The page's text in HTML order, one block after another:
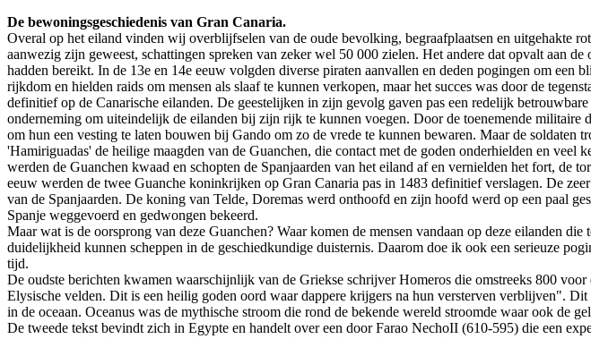
De bewoningsgeschiedenis van Gran Canaria.
Overal op het eiland vinden wij overblijfselen van de oude bevolking, begraafplaatsen en uitgehakte
aanwezig zijn geweest, schattingen spreken van zeker wel 50 000 zielen. Het andere dat opvalt aan
hadden bereikt. In de 13e en 14e eeuw volgden diverse piraten aanvallen en deden pogingen om een
rijkdom en hielden raids om mensen als slaaf te kunnen verkopen, maar het succes was door de
definitief op de Canarische eilanden. De geestelijken in zijn gevolg gaven pas een redelijk
onderneming om uiteindelijk de eilanden bij zijn rijk te kunnen voegen. Door de toenemende militaire
om hun een vesting te laten bouwen bij Gando om zo de vrede te kunnen bewaren. Maar de
'Hamiriguadas' de heilige maagden van de Guanchen, die contact met de goden onderhielden en
werden de Guanchen kwaad en schopten de Spanjaarden van het eiland af en vernielden het fort, de
eeuw werden de twee Guanche koninkrijken op Gran Canaria pas in 1483 definitief verslagen. De
van de Spanjaarden. De koning van Telde, Doremas werd onthoofd en zijn hoofd werd op een paal
Spanje weggevoerd en gedwongen bekeerd.
Maar wat is de oorsprong van deze Guanchen? Waar komen de mensen vandaan op deze eilanden
duidelijkheid kunnen scheppen in de geschiedkundige duisternis. Daarom doe ik ook een serieuze
tijd.
De oudste berichten kwamen waarschijnlijk van de Griekse schrijver Homeros die omstreeks 800
Elysische velden. Dit is een heilig goden oord waar dappere krijgers na hun versterven verblijven".
in de oceaan. Oceanus was de mythische stroom die rond de bekende wereld stroomde waar ook de
De tweede tekst bevindt zich in Egypte en handelt over een door Farao NechoII (610-595) die een